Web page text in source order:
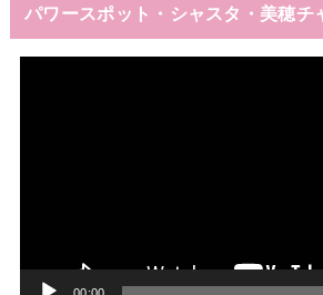
パワースポット・シャスタ・美穂チ